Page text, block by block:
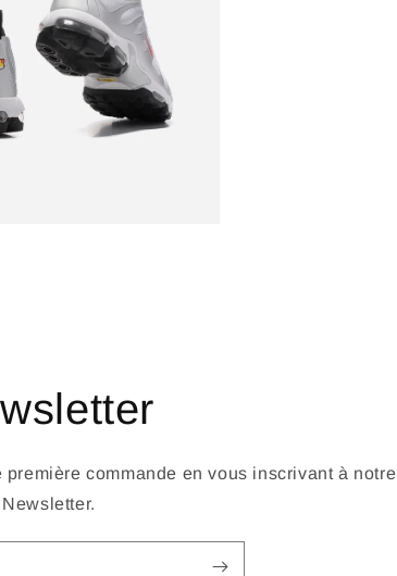
commande en vous inscrivant à notre
Newsletter.